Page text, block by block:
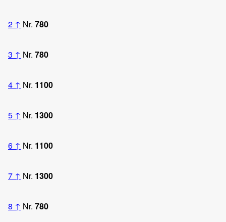
2 ↑ Nr. 780
3 ↑ Nr. 780
4 ↑ Nr. 1100
5 ↑ Nr. 1300
6 ↑ Nr. 1100
7 ↑ Nr. 1300
8 ↑ Nr. 780